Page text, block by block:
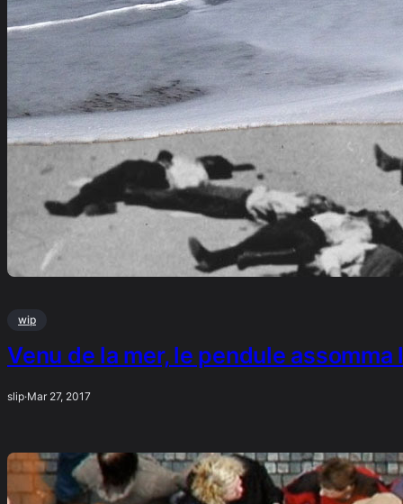
wip
Venu de la mer, le pendule assomma
slip·Mar 27, 2017